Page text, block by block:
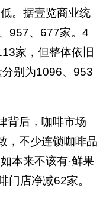
。据壹览商业统
957、677家。4
家，但整体依旧
别为1096、953
背后，咖啡市场
，不少连锁咖啡品
本来不该有·鲜果
门店净减62家。